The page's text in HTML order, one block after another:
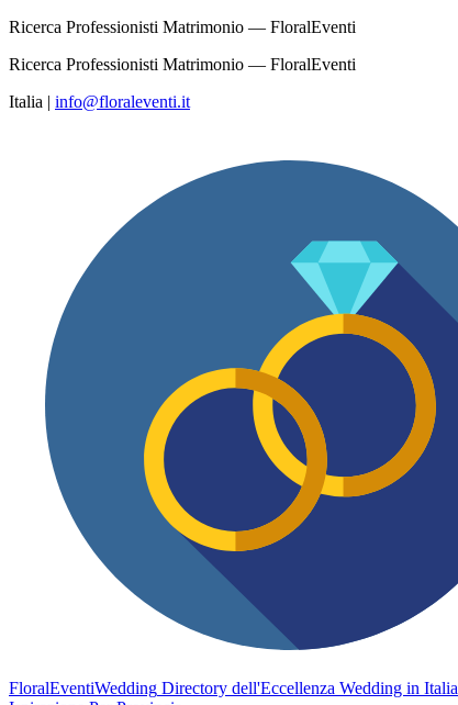
Ricerca Professionisti Matrimonio — FloralEventi
Ricerca Professionisti Matrimonio — FloralEventi
Italia | info@floraleventi.it
FloralEventiWedding Directory dell'Eccellenza Wedding in Italia